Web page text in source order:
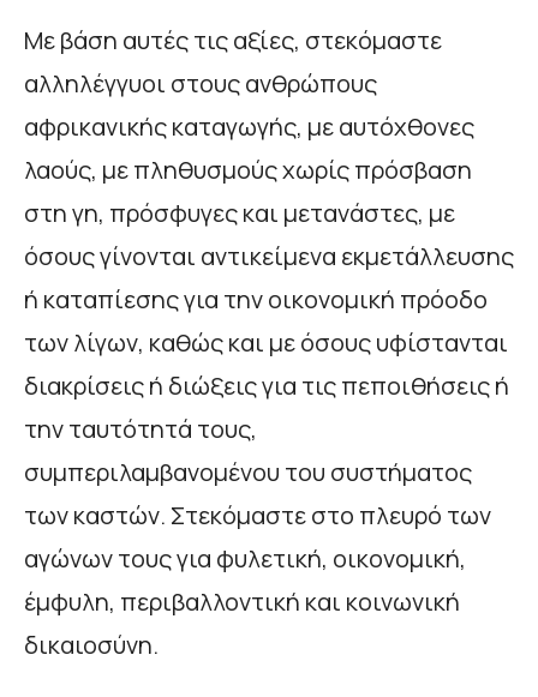
Με βάση αυτές τις αξίες, στεκόμαστε
αλληλέγγυοι στους ανθρώπους
αφρικανικής καταγωγής, με αυτόχθονες
λαούς, με πληθυσμούς χωρίς πρόσβαση
στη γη, πρόσφυγες και μετανάστες, με
όσους γίνονται αντικείμενα εκμετάλλευσης
ή καταπίεσης για την οικονομική πρόοδο
των λίγων, καθώς και με όσους υφίστανται
διακρίσεις ή διώξεις για τις πεποιθήσεις ή
την ταυτότητά τους,
συμπεριλαμβανομένου του συστήματος
των καστών. Στεκόμαστε στο πλευρό των
αγώνων τους για φυλετική, οικονομική,
έμφυλη, περιβαλλοντική και κοινωνική
δικαιοσύνη.